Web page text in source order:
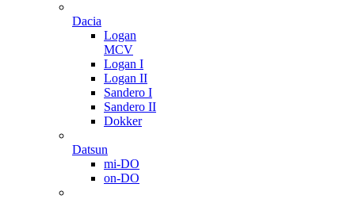
Dacia
Logan
MCV
Logan I
Logan II
Sandero I
Sandero II
Dokker
Datsun
mi-DO
on-DO